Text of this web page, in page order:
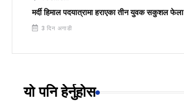
मर्दी हिमाल पदयात्रामा हराएका तीन युवक सकुशल फेला
3 दिन अगाडी
यो पनि हेर्नुहोस